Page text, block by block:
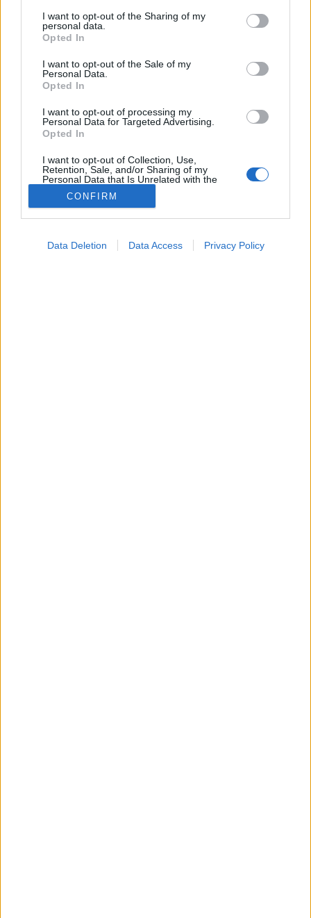
not limited to your visit or usage behaviour. You may click to
grant or deny consent to Google and its third-party tags to
use your data for below specified purposes in below Google
consent section.
I want to opt-out of the Sharing of my
personal data.
Opted In
I want to opt-out of the Sale of my
Personal Data.
Opted In
I want to opt-out of processing my
Personal Data for Targeted Advertising.
Opted In
I want to opt-out of Collection, Use,
Retention, Sale, and/or Sharing of my
Personal Data that Is Unrelated with the
Purposes for which it was collected.
Opted Out
CONFIRM
Data Deletion Data Access Privacy Policy
Tumor